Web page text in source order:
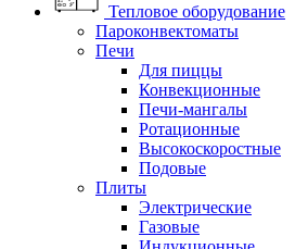
Тепловое оборудование
Пароконвектоматы
Печи
Для пиццы
Конвекционные
Печи-мангалы
Ротационные
Высокоскоростные
Подовые
Плиты
Электрические
Газовые